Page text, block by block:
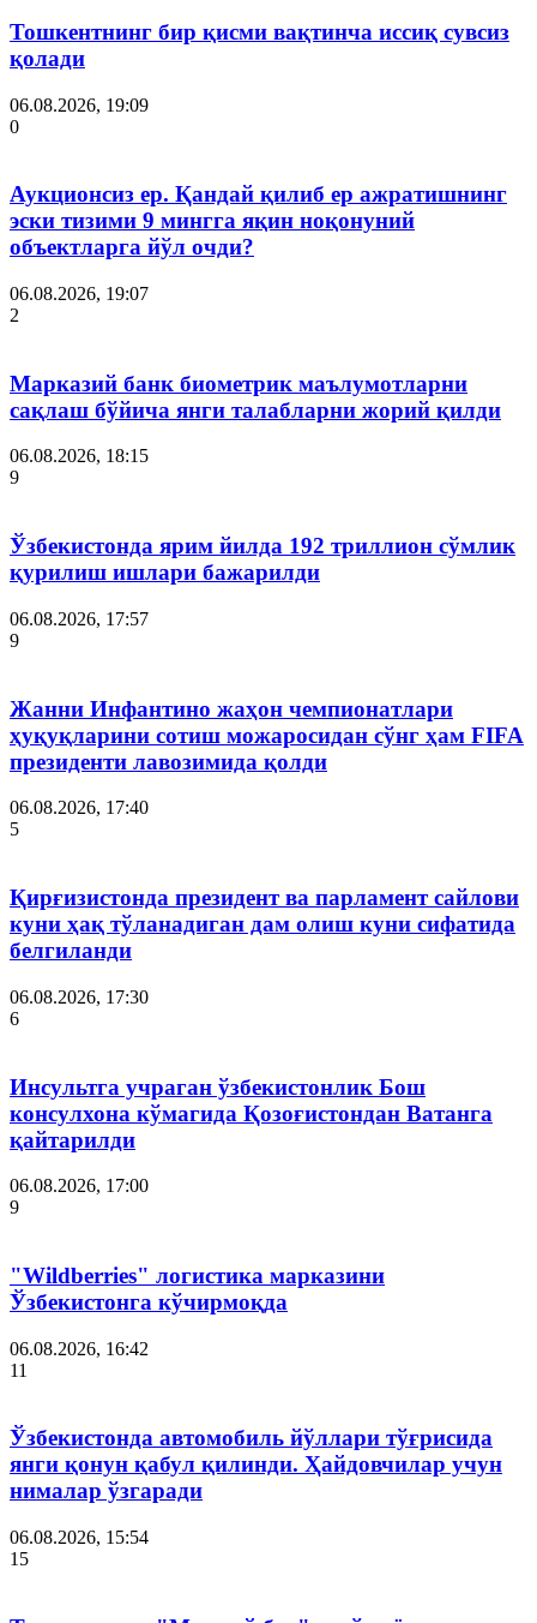
Тошкентнинг бир қисми вақтинча иссиқ сувсиз
қолади
06.08.2026, 19:09
0
Аукционсиз ер. Қандай қилиб ер ажратишнинг
эски тизими 9 мингга яқин ноқонуний
объектларга йўл очди?
06.08.2026, 19:07
2
Марказий банк биометрик маълумотларни
сақлаш бўйича янги талабларни жорий қилди
06.08.2026, 18:15
9
Ўзбекистонда ярим йилда 192 триллион сўмлик
қурилиш ишлари бажарилди
06.08.2026, 17:57
9
Жанни Инфантино жаҳон чемпионатлари
ҳуқуқларини сотиш можаросидан сўнг ҳам FIFA
президенти лавозимида қолди
06.08.2026, 17:40
5
Қирғизистонда президент ва парламент сайлови
куни ҳақ тўланадиган дам олиш куни сифатида
белгиланди
06.08.2026, 17:30
6
Инсультга учраган ўзбекистонлик Бош
консулхона кўмагида Қозоғистондан Ватанга
қайтарилди
06.08.2026, 17:00
9
"Wildberries" логистика марказини
Ўзбекистонга кўчирмоқда
06.08.2026, 16:42
11
Ўзбекистонда автомобиль йўллари тўғрисида
янги қонун қабул қилинди. Ҳайдовчилар учун
нималар ўзгаради
06.08.2026, 15:54
15